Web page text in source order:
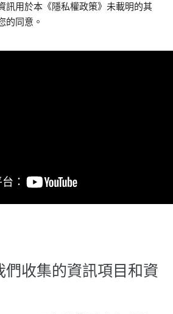
訊用於本《隱私權政策》未載明的其
的同意。
們收集的資訊項目和資